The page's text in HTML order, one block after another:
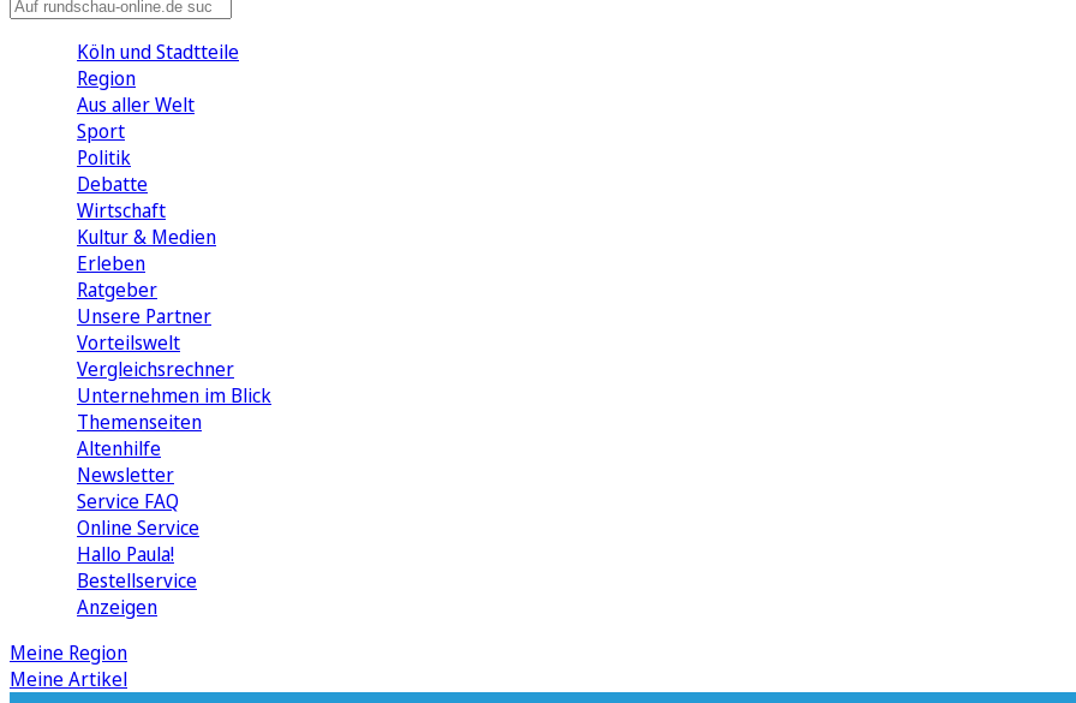
Köln und Stadtteile
Region
Aus aller Welt
Sport
Politik
Debatte
Wirtschaft
Kultur & Medien
Erleben
Ratgeber
Unsere Partner
Vorteilswelt
Vergleichsrechner
Unternehmen im Blick
Themenseiten
Altenhilfe
Newsletter
Service FAQ
Online Service
Hallo Paula!
Bestellservice
Anzeigen
Meine Region
Meine Artikel